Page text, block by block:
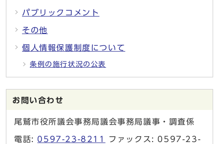
パブリックコメント
その他
個人情報保護制度について
条例の施行状況の公表
お問い合わせ
尾鷲市役所議会事務局議会事務局議事・調査係
電話: 0597-23-8211
ファックス: 0597-23-